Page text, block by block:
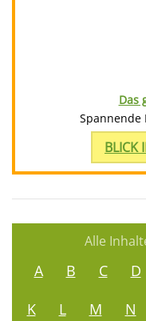
Das
Spannende
BLICK
Alle
A B C D
K
L M N